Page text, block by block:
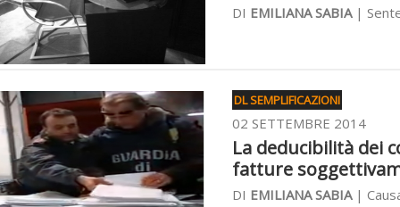
DI EMILIANA SABIA|
DL SEMPLIFICAZIONI
02 SETTEMBRE 2014
La deducibilità dei
fatture
DI EMILIANA SABIA|